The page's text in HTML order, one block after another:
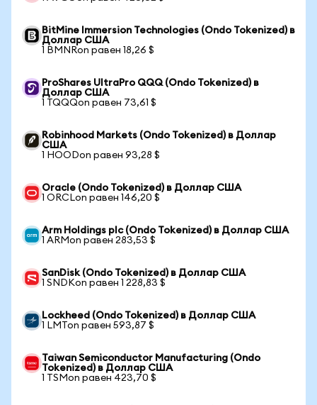
BitMine Immersion Technologies (Ondo Tokenized) в
Доллар США
1 BMNRon равен 18,26 $
ProShares UltraPro QQQ (Ondo Tokenized) в
Доллар США
1 TQQQon равен 73,61 $
Robinhood Markets (Ondo Tokenized) в Доллар
США
1 HOODon равен 93,28 $
Oracle (Ondo Tokenized) в Доллар США
1 ORCLon равен 146,20 $
Arm Holdings plc (Ondo Tokenized) в Доллар США
1 ARMon равен 283,53 $
SanDisk (Ondo Tokenized) в Доллар США
1 SNDKon равен 1 228,83 $
Lockheed (Ondo Tokenized) в Доллар США
1 LMTon равен 593,87 $
Taiwan Semiconductor Manufacturing (Ondo
Tokenized) в Доллар США
1 TSMon равен 423,70 $